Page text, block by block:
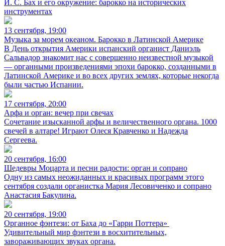
И. С. Бах и его окружение: барокко на исторических
инструментах
13 сентября, 19:00
Музыка за морем океаном. Барокко в Латинской Америке
В День открытия Америки испанский органист Даниэль
Сальвадор знакомит нас с совершенно неизвестной музыкой
— органными произведениями эпохи барокко, созданными в
Латинской Америке и во всех других землях, которые некогда
были частью Испании.
17 сентября, 20:00
Арфа и орган: вечер при свечах
Сочетание изысканной арфы и величественного органа. 1000
свечей в алтаре! Играют Олеся Кравченко и Надежда
Сергеева.
20 сентября, 16:00
Шедевры Моцарта и песни радости: орган и сопрано
Одну из самых неожиданных и красивых программ этого
сентября создали органистка Мария Лесовиченко и сопрано
Анастасия Бакулина.
20 сентября, 19:00
Органное фэнтези: от Баха до «Гарри Поттера»
Удивительный мир фэнтези в восхитительных,
завораживающих звуках органа.